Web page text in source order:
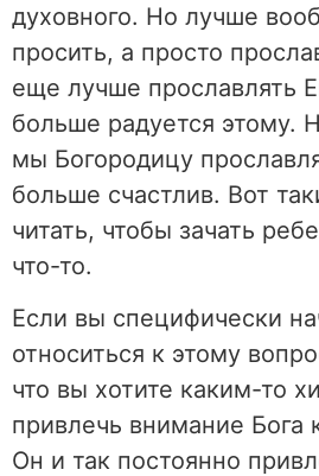
духовного. Но лучше
просить, а просто
еще лучше прославлять
больше радуется этому.
мы Богородицу
больше счастлив. Вот
читать, чтобы зачать
что-то.
Если вы специфически
относиться к этому
что вы хотите каким-то
привлечь внимание Бога
Он и так постоянно